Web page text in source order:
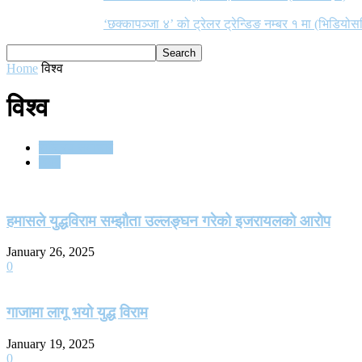
‘छक्कापञ्जा ४’ को ट्रेलर ट्रेन्डिङ नम्बर १ मा
Home विश्व
विश्व
हमासले युद्धविराम सम्झौता उल्लङ्घन गरेको इजरायलको आरोप
January 26, 2025
0
गाजामा लागू भयो युद्ध विराम
January 19, 2025
0